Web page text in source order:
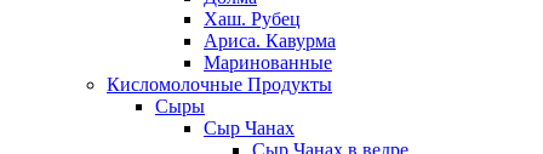
Хаш. Рубец
Ариса. Кавурма
Маринованные
Кисломолочные Продукты
Сыры
Сыр Чанах
Сыр Чанах в ведре